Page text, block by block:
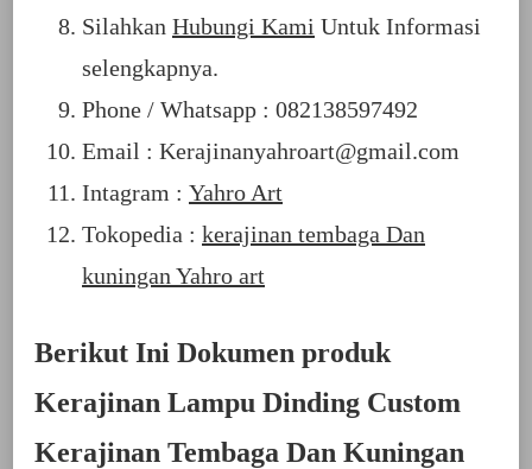
Silahkan Hubungi Kami Untuk Informasi
selengkapnya.
Phone / Whatsapp : 082138597492
Email : Kerajinanyahroart@gmail.com
Intagram : Yahro Art
Tokopedia : kerajinan tembaga Dan
kuningan Yahro art
Berikut Ini Dokumen produk
Kerajinan Lampu Dinding Custom
Kerajinan Tembaga Dan Kuningan